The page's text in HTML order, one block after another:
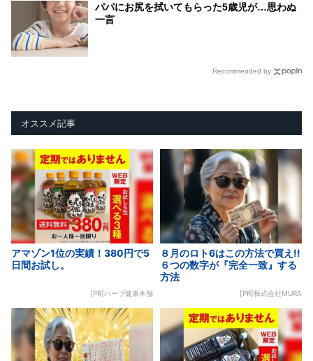
パパにお尻を拭いてもらった5歳児が…思わぬ
一言
Recommended by
オススメ記事
アマゾン1位の実績！380円で5
日間お試し。
[PR]ハーブ健康本舗
８月のロト6はこの方法で買え!!
６つの数字が『完全一致』する
方法
[PR]株式会社MURA